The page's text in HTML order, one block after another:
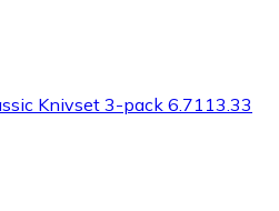
Knivset 3-pack 6.7113.33